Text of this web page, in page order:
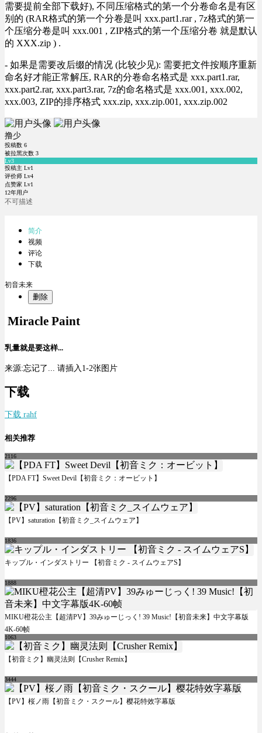
需要提前全部下载好), 不同压缩格式的第一个分卷命名是有区
别的 (RAR格式的第一个分卷是叫 xxx.part1.rar , 7z格式的第一
个压缩分卷是叫 xxx.001 , ZIP格式的第一个压缩分卷 就是默认
的 XXX.zip ) .
- 如果是需要改后缀的情况 (比较少见): 需要把文件按顺序重新
命名好才能正常解压, RAR的分卷命名格式是 xxx.part1.rar,
xxx.part2.rar, xxx.part3.rar, 7z的命名格式是 xxx.001, xxx.002,
xxx.003, ZIP的排序格式 xxx.zip, xxx.zip.001, xxx.zip.002
撸少
投稿数 6
被拉黑次数 3
Lv3
投稿主 Lv1
评价师 Lv4
点赞家 Lv1
12年用户
不可描述
简介
视频
评论
下载
初音未来
删除
Miracle Paint
乳量就是要这样...
来源:忘记了... 请插入1-2张图片
下载
下载 rahf
相关推荐
2116
【PDA FT】Sweet Devil【初音ミク：オービット】
2296
【PV】saturation【初音ミク_スイムウェア】
1836
キップル・インダストリー 【初音ミク - スイムウェアS】
1888
MIKU橙花公主【超清PV】39みゅーじっく! 39 Music!【初音未来】中文字幕版
4K-60帧
1063
【初音ミク】幽灵法则【Crusher Remix】
3444
【PV】桜ノ雨【初音ミク・スクール】樱花特效字幕版